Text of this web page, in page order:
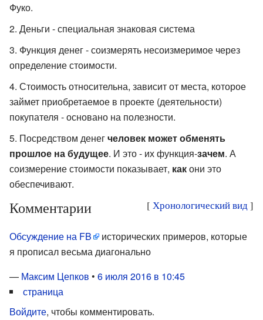
Фуко.
Деньги - специальная знаковая система
Функция денег - соизмерять несоизмеримое через
определение стоимости.
Стоимость относительна, зависит от места, которое
займет приобретаемое в проекте (деятельности)
покупателя - основано на полезности.
Посредством денегчеловек может обменять
прошлое на будущее. И это - их функция-зачем. А
соизмерение стоимости показывает, какони это
обеспечивают.
[ Хронологический вид]
Комментарии
Обсуждение на FB
исторических примеров, которые
я прописал весьма диагонально
— Максим Цепков • 6 июля 2016 в 10:45
страница
Войдите, чтобы комментировать.